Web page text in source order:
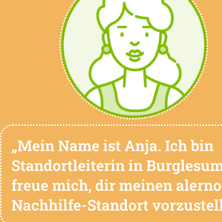
„Mein Name ist Anja. Ich bin
Standortleiterin in
freue mich, dir meinen alerno
Nachhilfe-Standort